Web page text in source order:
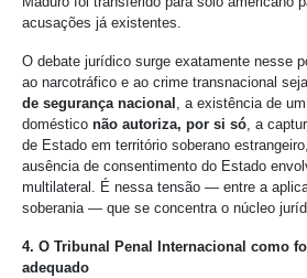
acusações já existentes.
O debate jurídico surge exatamente nesse
ao narcotráfico e ao crime transnacional
de segurança nacional , a existência de
doméstico não autoriza, por si só, a
de Estado em território soberano
ausência de consentimento do Estado
multilateral. É nessa tensão — entre a
soberania — que se concentra o núcleo
4. O Tribunal Penal Internacional como
adequado